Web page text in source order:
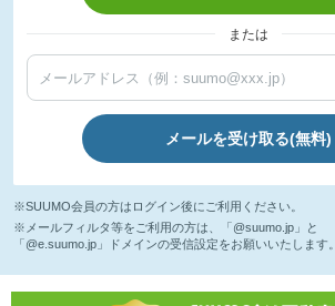
または
メールを受け取る(無料)
※SUUMO会員の方はログイン後にご利用ください。
※メールフィルタ等をご利用の方は、「@suumo.jp」と
「@e.suumo.jp」ドメインの受信設定をお願いいたします。